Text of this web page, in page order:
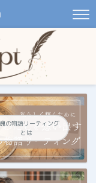
の物語リーティング
とは